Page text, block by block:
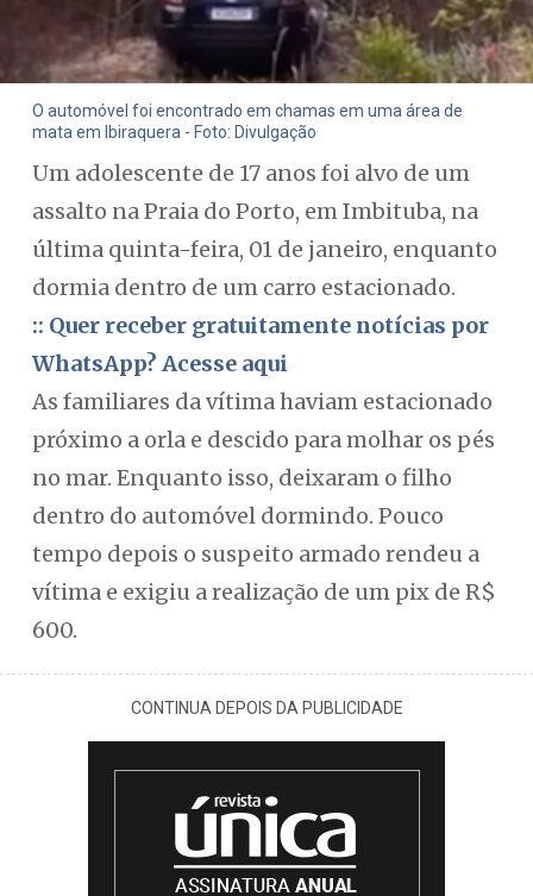
O automóvel foi encontrado em chamas em uma área de
mata em Ibiraquera - Foto: Divulgação
Um adolescente de 17 anos foi alvo de um
assalto na Praia do Porto, em Imbituba, na
última quinta-feira, 01 de janeiro, enquanto
dormia dentro de um carro estacionado.
:: Quer receber gratuitamente notícias por
WhatsApp? Acesse aqui
As familiares da vítima haviam estacionado
próximo a orla e descido para molhar os pés
no mar. Enquanto isso, deixaram o filho
dentro do automóvel dormindo. Pouco
tempo depois o suspeito armado rendeu a
vítima e exigiu a realização de um pix de R$
600.
CONTINUA DEPOIS DA PUBLICIDADE